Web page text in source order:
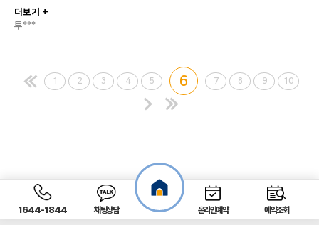
더보기 +
투***
1 2 3 4 5 6 7 8 9 10
1644-1844 채팅상담 온라인예약 예약조회